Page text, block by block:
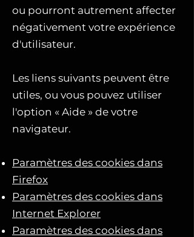
ou pourront autrement affecter
négativement votre expérience
d'utilisateur.
Les liens suivants peuvent être
utiles, ou vous pouvez utiliser
l'option « Aide » de votre
navigateur.
Paramètres des cookies dans
Firefox
Paramètres des cookies dans
Internet Explorer
Paramètres des cookies dans